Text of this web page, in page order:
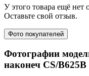
У этого товара ещё нет
Оставьте свой отзыв.
Фото покупателей
Фотографии
наконеч CS/